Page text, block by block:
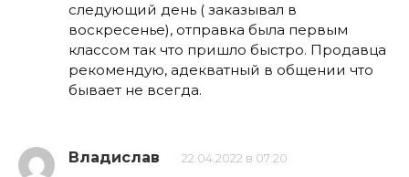
следующий день ( заказывал в
воскресенье), отправка была первым
классом так что пришло быстро. Продавца
рекомендую, адекватный в общении что
бывает не всегда.
Владислав 22.04.2022 в 07:20